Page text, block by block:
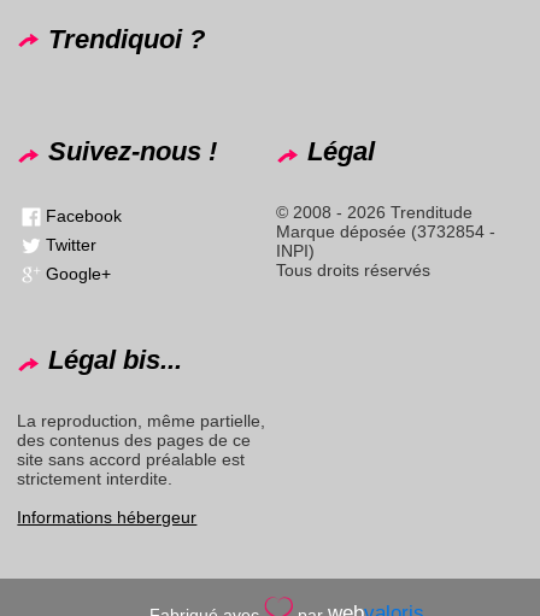
Trendiquoi ?
Suivez-nous !
Facebook
Twitter
Google+
Légal
© 2008 - 2026 Trenditude
Marque déposée (3732854 -
INPI)
Tous droits réservés
Légal bis...
La reproduction, même partielle,
des contenus des pages de ce
site sans accord préalable est
strictement interdite.
Informations hébergeur